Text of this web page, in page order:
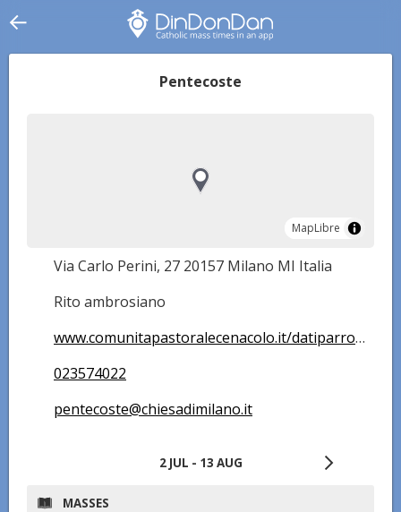
Pentecoste
MapLibre
MapLibre
Via Carlo Perini, 27 20157 Milano MI Italia
Rito ambrosiano
www.comunitapastoralecenacolo.it/datiparrocchia/pentecoste
023574022
pentecoste@chiesadimilano.it
2 JUL - 13 AUG
MASSES